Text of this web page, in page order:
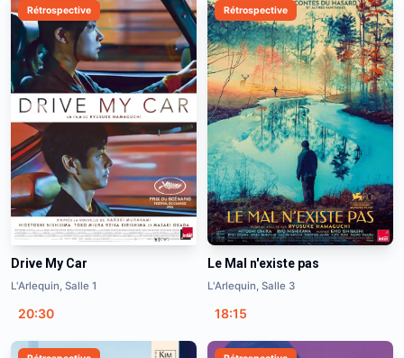
Rétrospective
Drive My Car
L'Arlequin, Salle 1
20:30
Rétrospective
Le Mal n'existe pas
L'Arlequin, Salle 3
18:15